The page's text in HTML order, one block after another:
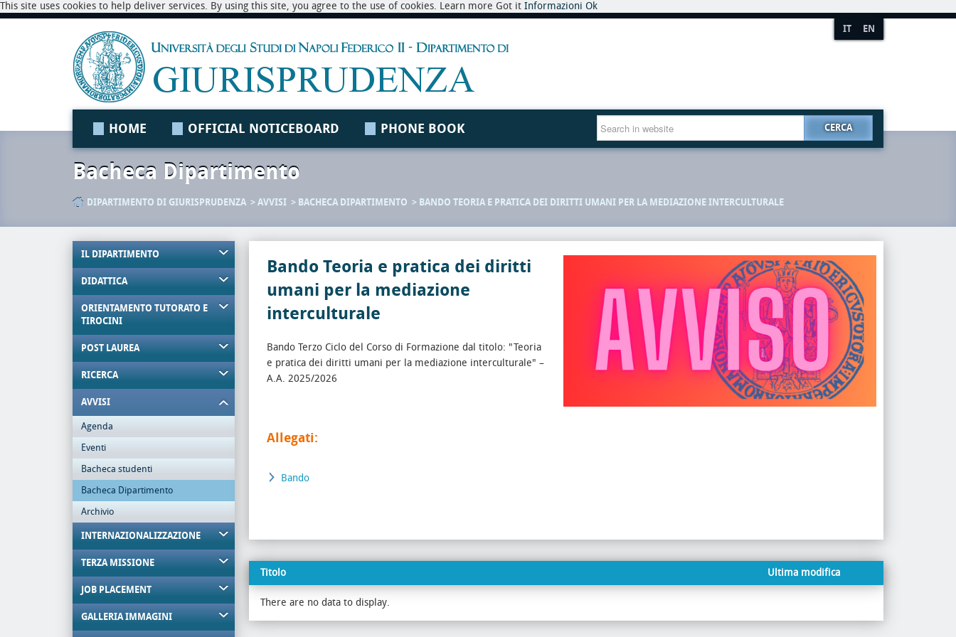
This site uses cookies to help deliver services. By using this site, you agree to the use of cookies. Learn more Got it Informazioni Ok
IT EN
HOME OFFICIAL NOTICEBOARD PHONE BOOK CERCA
Bacheca Dipartimento
DIPARTIMENTO DI GIURISPRUDENZA AVVISI BACHECA DIPARTIMENTO BANDO TEORIA E PRATICA DEI DIRITTI UMANI PER LA MEDIAZIONE INTERCULTURALE
IL DIPARTIMENTO
DIDATTICA
ORIENTAMENTO TUTORATO E
TIROCINI
POST LAUREA
RICERCA
AVVISI
Agenda
Eventi
Bacheca studenti
Bacheca Dipartimento
Archivio
INTERNAZIONALIZZAZIONE
TERZA MISSIONE
JOB PLACEMENT
GALLERIA IMMAGINI
Bando Teoria e pratica dei diritti
umani per la mediazione
interculturale
Bando Terzo Ciclo del Corso di Formazione dal titolo: "Teoria
e pratica dei diritti umani per la mediazione interculturale" –
A.A. 2025/2026
Allegati:
Bando
Titolo Ultima modifica
There are no data to display.